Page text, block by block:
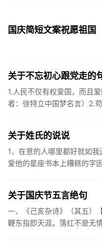
国庆简短文案祝愿祖国
关于不忘初心跟党走的
1.人民不仅有权爱国，而且
者：徐特立中国梦名言）2.
关于姓氏的说说
1、在意的人哪里都好就如
爱他的星座书本上糟糕的字
关于国庆节五言绝句
一、《己亥杂诗》（其五）
鞭东指即天涯。落红不是无